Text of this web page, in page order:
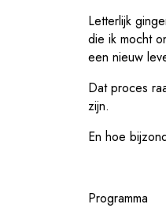
Letterlijk
die ik mocht
een nieuw
Dat proces
zijn.
En hoe
Programma